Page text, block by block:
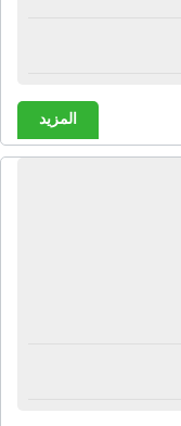
المزيد